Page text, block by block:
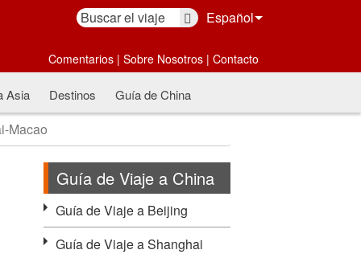
Español
Comentarios | Sobre Nosotros | Contacto
Asia Destinos Guía de China
Macao
Guía de Viaje a China
Guía de Viaje a Beijing
Guía de Viaje a Shanghai